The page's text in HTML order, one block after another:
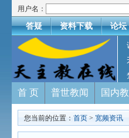
用户名：
答疑 资料下载 论坛
首 页 普世教闻 国内
您当前的位置： 首页 > 宽频资讯